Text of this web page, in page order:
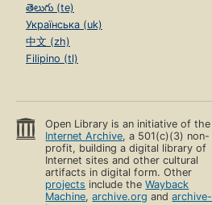
తెలుగు (te)
Українська (uk)
中文 (zh)
Filipino (tl)
Open Library is an initiative of the
Internet Archive, a 501(c)(3) non-
profit, building a digital library of
Internet sites and other cultural
artifacts in digital form. Other
projects include theWayback
Machine,archive.org andarchive-